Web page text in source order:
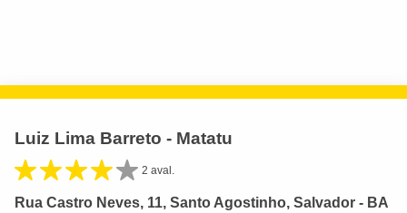
Luiz Lima Barreto - Matatu
2 aval.
Rua Castro Neves, 11, Santo Agostinho, Salvador - BA